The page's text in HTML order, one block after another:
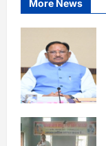
More News